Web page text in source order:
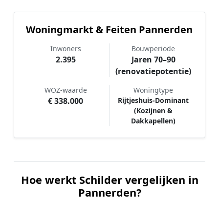
Woningmarkt & Feiten Pannerden
Inwoners
2.395
Bouwperiode
Jaren 70–90
(renovatiepotentie)
WOZ-waarde
€ 338.000
Woningtype
Rijtjeshuis-Dominant
(Kozijnen &
Dakkapellen)
Hoe werkt Schilder vergelijken in
Pannerden?